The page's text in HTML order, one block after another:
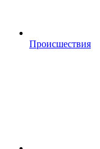
Происшествия